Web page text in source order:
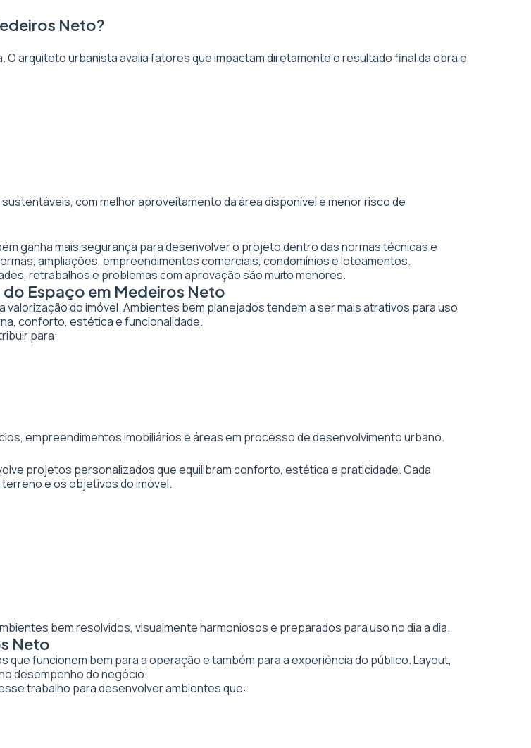
Neto?
arquiteto urbanista avalia fatores que impactam diretamente o resultado final da obra e
com melhor aproveitamento da área disponível e menor risco de
ganha mais segurança para desenvolver o projeto dentro das normas técnicas e
ampliações, empreendimentos comerciais, condomínios e loteamentos.
retrabalhos e problemas com aprovação são muito menores.
Espaço em Medeiros Neto
do imóvel. Ambientes bem planejados tendem a ser mais atrativos para uso
conforto, estética e funcionalidade.
para:
empreendimentos imobiliários e áreas em processo de desenvolvimento urbano.
projetos personalizados que equilibram conforto, estética e praticidade. Cada
e os objetivos do imóvel.
bem resolvidos, visualmente harmoniosos e preparados para uso no dia a dia.
Neto
funcionem bem para a operação e também para a experiência do público. Layout,
desempenho do negócio.
trabalho para desenvolver ambientes que: